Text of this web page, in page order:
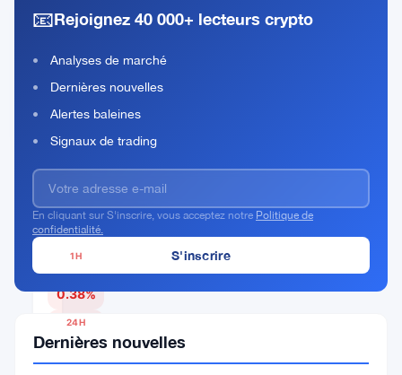
Aethir
ATH
#188
$0.00419001
1H
▼
0.38%
24H
▼
2.33%
📧Rejoignez 40 000+ lecteurs crypto
Analyses de marché
Dernières nouvelles
Alertes baleines
Signaux de trading
En cliquant sur S'inscrire, vous acceptez notre Politique de
confidentialité.
Dernières nouvelles